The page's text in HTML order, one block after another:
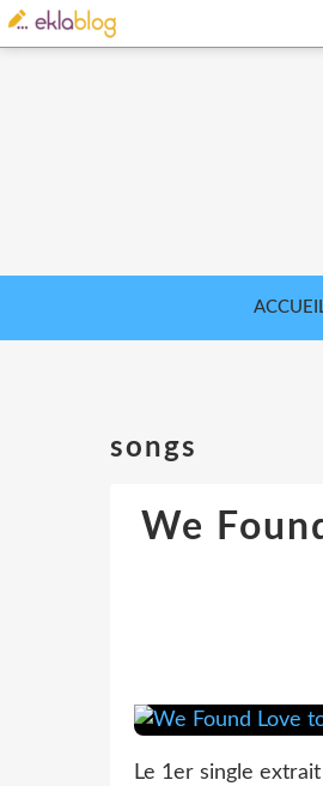
songs
We
Le 1er single